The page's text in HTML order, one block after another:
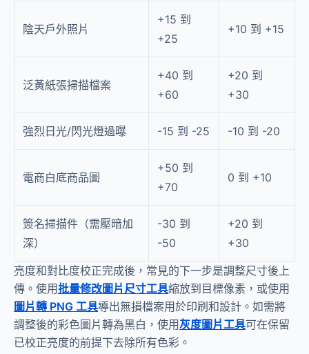
陰天戶外照片
+15 到
+25
+10 到 +15
泛黃紙張掃描檔案
+40 到
+60
+20 到
+30
強烈日光/閃光燈過曝 -15 到 -25 -10 到 -20
電商白底商品圖
+50 到
+70
0 到 +10
簽名掃描件（需壓暗加
深）
-30 到
-50
+20 到
+30
亮度和對比度校正完成後，常見的下一步是調整尺寸後上
傳。使用批量修改圖片尺寸工具縮放到目標像素，或使用
圖片轉 PNG 工具導出無損檔案用於印刷和設計。如需將
調整後的彩色圖片轉為黑白，使用灰度圖片工具可在保留
已校正亮度的前提下去除所有色彩。